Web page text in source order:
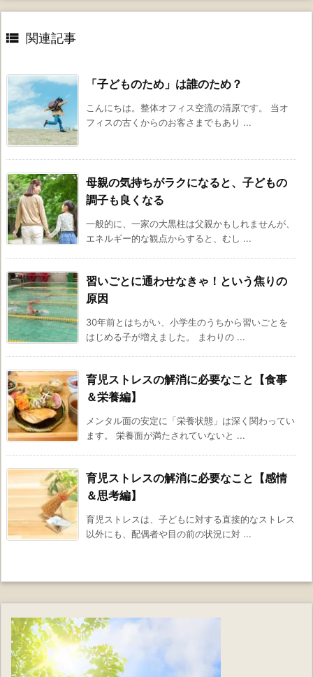
 関連記事
「子どものため」は誰のため？
こんにちは。整体オフィス空流の清原です。 当オ
フィスの古くからのお客さまでもあり ...
母親の気持ちがラクになると、子どもの
調子も良くなる
一般的に、一家の大黒柱は父親かもしれませんが、
エネルギー的な観点からすると、むし ...
習いごとに通わせなきゃ！という焦りの
原因
30年前とはちがい、小学生のうちから習いごとを
はじめる子が増えました。 まわりの ...
育児ストレスの解消に必要なこと【食事
＆栄養編】
メンタル面の安定に「栄養状態」は深く関わってい
ます。 栄養面が満たされていないと ...
育児ストレスの解消に必要なこと【感情
＆思考編】
育児ストレスは、子どもに対する直接的なストレス
以外にも、配偶者や目の前の状況に対 ...